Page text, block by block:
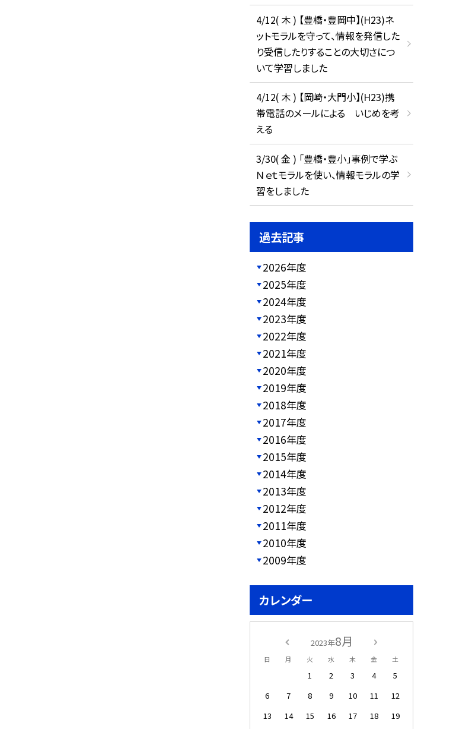
4/12( 木 ) 【豊橋・豊岡中】(H23)ネ
ットモラルを守って、情報を発信した
り受信したりすることの大切さにつ
いて学習しました
4/12( 木 ) 【岡崎・大門小】(H23)携
帯電話のメールによる いじめを考
える
3/30( 金 ) 「豊橋・豊小」事例で学ぶ
Ｎｅｔモラルを使い、情報モラルの学
習をしました
過去記事
2026年度
2025年度
2024年度
2023年度
2022年度
2021年度
2020年度
2019年度
2018年度
2017年度
2016年度
2015年度
2014年度
2013年度
2012年度
2011年度
2010年度
2009年度
カレンダー
2023年8月
日 月 火 水 木 金 土
1 2 3 4
5
6
7 8 9 10 11
12
13
14 15 16 17 18
19